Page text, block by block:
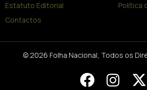
Estatuto Editorial
Contactos
Política
© 2026 Folha Nacional, Todos os